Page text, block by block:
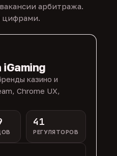
арбитража.
цифрами.
казино и
Chrome UX,
41
РЕГУЛЯТОРОВ